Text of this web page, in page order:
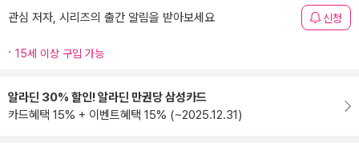
관심 저자, 시리즈의 출간 알림을 받아보세요 신청
15세 이상 구입 가능
알라딘 30% 할인! 알라딘 만권당 삼성카드
카드혜택 15% + 이벤트혜택 15% (~2025.12.31)